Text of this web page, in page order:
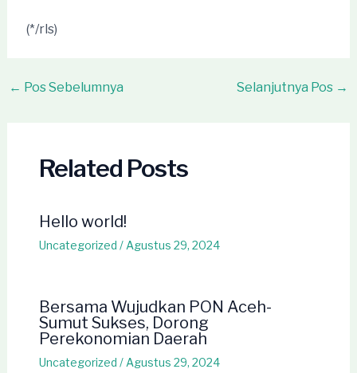
(*/rls)
Post
← Pos Sebelumnya Selanjutnya Pos →
Related Posts
Hello world!
Uncategorized / Agustus 29, 2024
Bersama Wujudkan PON Aceh-
Sumut Sukses, Dorong
Perekonomian Daerah
Uncategorized / Agustus 29, 2024